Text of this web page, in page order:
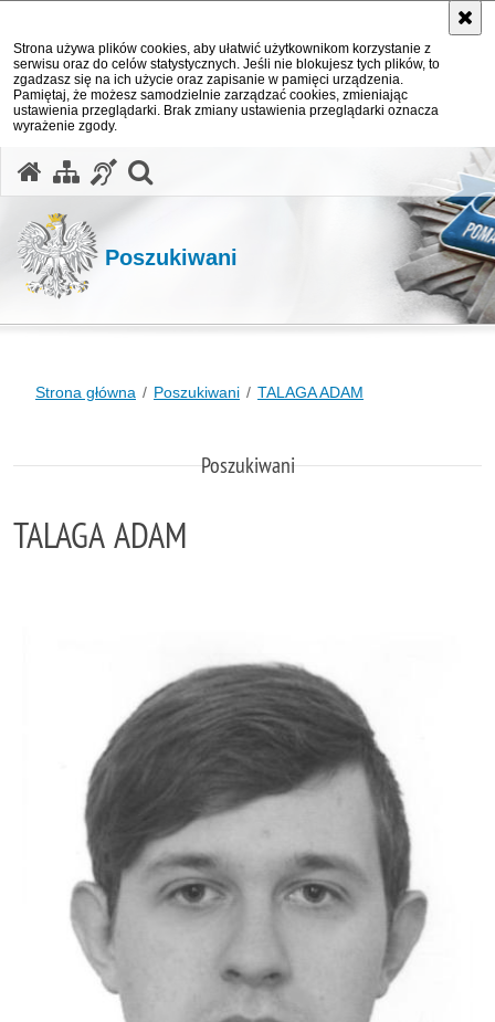
Strona używa plików cookies, aby ułatwić użytkownikom korzystanie z
serwisu oraz do celów statystycznych. Jeśli nie blokujesz tych plików, to
zgadzasz się na ich użycie oraz zapisanie w pamięci urządzenia.
Pamiętaj, że możesz samodzielnie zarządzać cookies, zmieniając
ustawienia przeglądarki. Brak zmiany ustawienia przeglądarki oznacza
wyrażenie zgody.
Poszukiwani
Strona główna Poszukiwani TALAGA ADAM
Poszukiwani
TALAGA ADAM